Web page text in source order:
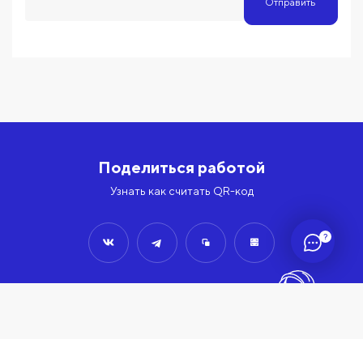
?
Поделиться работой
Узнать как считать QR-код